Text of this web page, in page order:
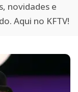
novidades e
Aqui no KFTV!